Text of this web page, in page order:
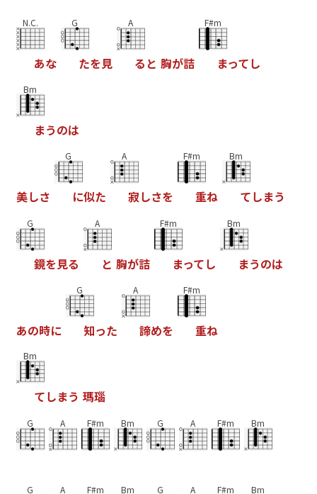
N.C.
あな
G
たを見
A
る と 胸が詰
F#m
まってし
Bm
まうのは
美しさ
G
に似た
A
寂しさを
F#m
重ね
Bm
てしまう
G
鏡を見る
A
と 胸が詰
F#m
まってし
Bm
まうのは
あの時に
G
知った
A
諦めを
F#m
重ね
Bm
てしまう 瑪瑙
G A F#m Bm G A F#m Bm
G A F#m Bm G A F#m Bm